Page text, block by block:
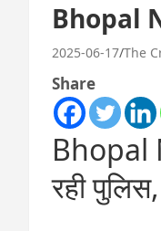
Bhopal
2025-06-17 The
Share
Bhopal
रही